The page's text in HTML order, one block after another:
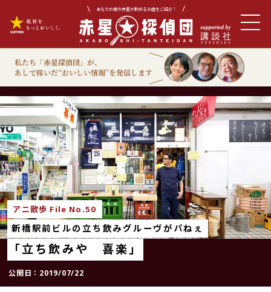
あなたの街の赤星が飲めるお店をご紹介！
私たち「赤星探偵団」が、
あしで稼いだ“おいしい情報”を発信します
アニ散歩 File No.50
新橋駅前ビルの立ち飲みグルーヴがパねぇ
「立ち飲みや 喜楽」
公開日： 2019/07/22